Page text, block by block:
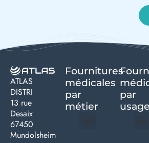
ATLAS
DISTRI
13 rue
Desaix
67450
Mundolsheim
Fournitures
médicales
par
métier
par
usage ​